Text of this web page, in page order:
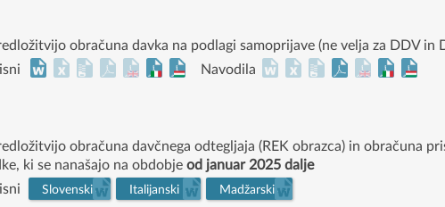
obračuna davka na podlagi samoprijave (ne velja za DDV in
Navodila
obračuna davčnega odtegljaja (REK obrazca) in obračuna
ki se nanašajo na obdobje od januar 2025 dalje
Slovenski Italijanski Madžarski